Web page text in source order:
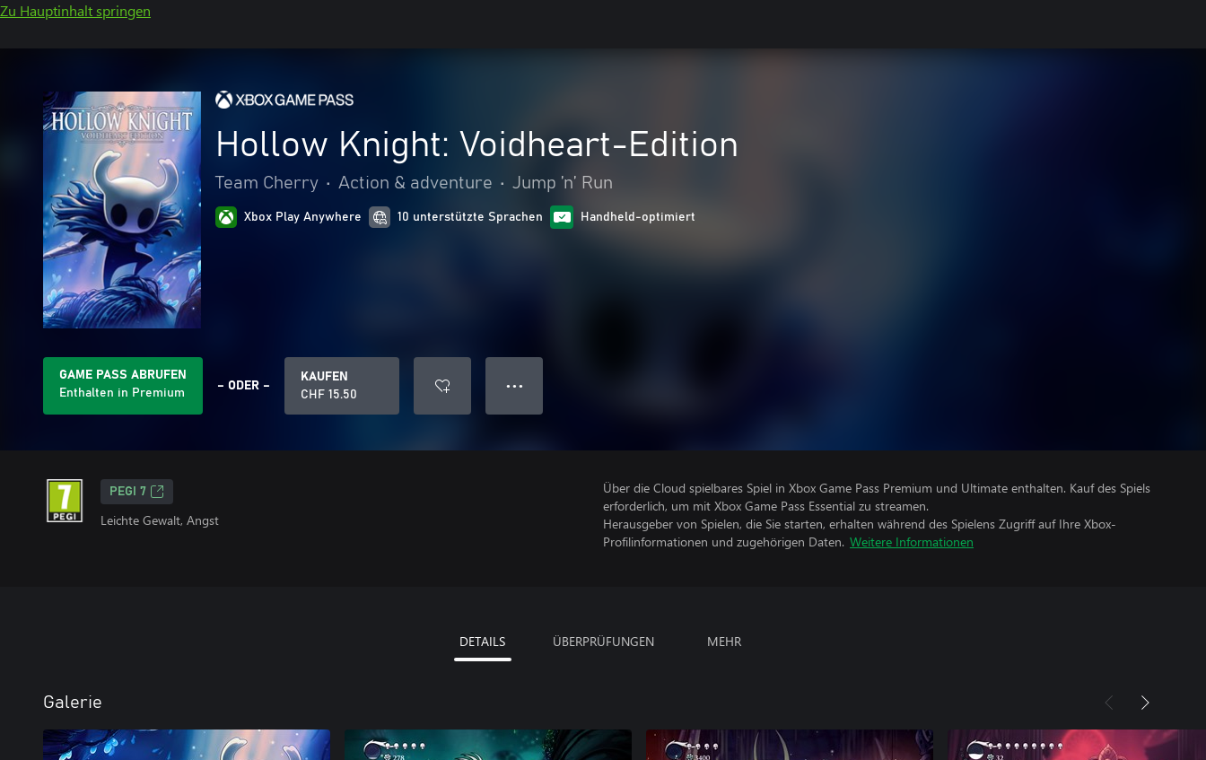
Zu Hauptinhalt springen
Hollow Knight: Voidheart-Edition
Team Cherry • Action & adventure • Jump ’n’ Run
Xbox Play Anywhere 10 unterstützte Sprachen Handheld-optimiert
GAME PASS ABRUFEN
Enthalten in Premium
– ODER –
KAUFEN
CHF 15.50
● ● ●
PEGI 7
Leichte Gewalt, Angst
Über die Cloud spielbares Spiel in Xbox Game Pass Premium und Ultimate enthalten. Kauf des Spiels
erforderlich, um mit Xbox Game Pass Essential zu streamen.
Herausgeber von Spielen, die Sie starten, erhalten während des Spielens Zugriff auf Ihre Xbox-
Profilinformationen und zugehörigen Daten. Weitere Informationen
DETAILS ÜBERPRÜFUNGEN MEHR
Galerie